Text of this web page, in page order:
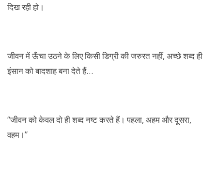
दिख रही हो।
जीवन में ऊँचा उठने के लिए किसी डिग्री की जरुरत नहीं, अच्छे शब्द ही
इंसान को बादशाह बना देते हैं…
“जीवन को केवल दो ही शब्द नष्ट करते हैं। पहला, अहम और दूसरा,
वहम।”